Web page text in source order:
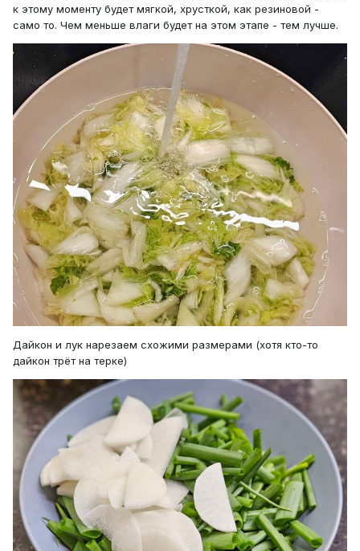
к этому моменту будет мягкой, хрусткой, как резиновой -
само то. Чем меньше влаги будет на этом этапе - тем лучше.
Дайкон и лук нарезаем схожими размерами (хотя кто-то
дайкон трёт на терке)